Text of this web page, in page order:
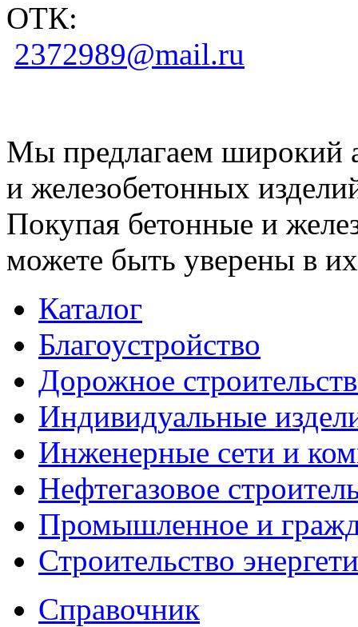
ОТК:
2372989@mail.ru
Мы предлагаем широкий
и железобетонных
Покупая бетонные и
можете быть уверены в их
Каталог
Благоустройство
Дорожное
Индивидуальные
Инженерные сети и
Нефтегазовое
Промышленное и
Строительство
Справочник